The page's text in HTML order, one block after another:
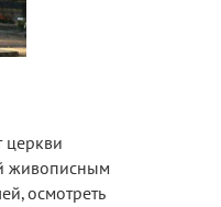
церкви
живописным
осмотреть